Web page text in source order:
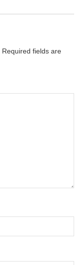
Required fields are